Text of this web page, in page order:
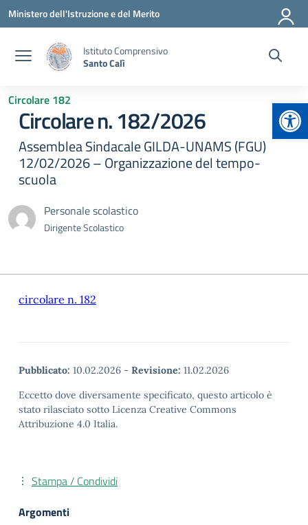
Vai ai contenuti
Vai al menu di navigazione
Vai al footer
Ministero dell'Istruzione e del Merito
Istituto Comprensivo
Santo Calì
Circolare 182
Circolare n. 182/2026
Assemblea Sindacale GILDA-UNAMS (FGU)
12/02/2026 – Organizzazione del tempo-
scuola
Personale scolastico
Dirigente Scolastico
circolare n. 182
Pubblicato: 10.02.2026 - Revisione: 11.02.2026
Eccetto dove diversamente specificato, questo articolo è
stato rilasciato sotto Licenza Creative Commons
Attribuzione 4.0 Italia.
Stampa / Condividi
Argomenti